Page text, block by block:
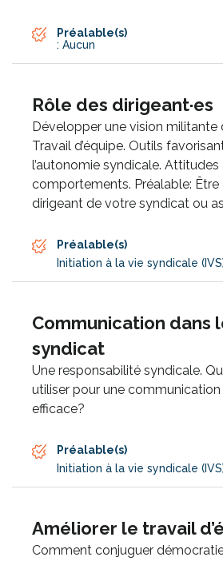
Préalable(s)
: Aucun
Rôle des dirigeant·es
Développer une vision militante
Travail d’équipe. Outils
l’autonomie syndicale. Attitudes
comportements. Préalable: Être
dirigeant de votre syndicat ou
Préalable(s)
Initiation à la vie syndicale
Communication dans
syndicat
Une responsabilité syndicale.
utiliser pour une communication
efficace?
Préalable(s)
Initiation à la vie syndicale
Améliorer le travail
Comment conjuguer